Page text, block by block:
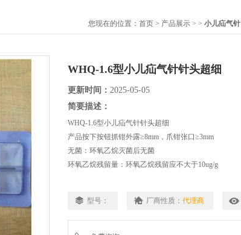
您现在的位置： 首页 > 产品展示 > > 小儿疝气针
WHQ-1.6型小儿疝气针针头超细
更新时间： 2025-05-05
简要描述：
WHQ-1.6型小儿疝气针针头超细
产品按下按钮抓钳外露≥8mm，爪钳张口≥3mm
无菌：环氧乙烷灭菌后无菌
环氧乙烷残留量：环氧乙烷残留应不大于10ug/g
型号： 厂商性质： 代理商